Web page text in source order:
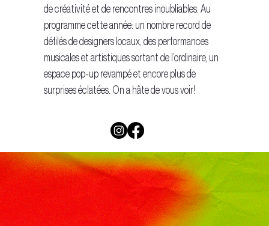
de créativité et de rencontres inoubliables. Au
programme cette année: un nombre record de
défilés de designers locaux, des performances
musicales et artistiques sortant de l’ordinaire, un
espace pop-up revampé et encore plus de
surprises éclatées. On a hâte de vous voir!